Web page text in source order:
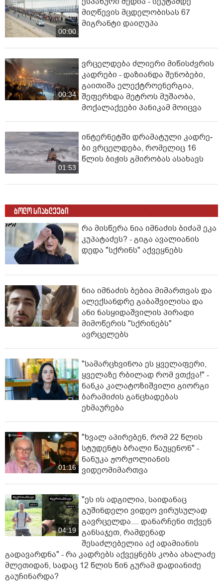
00:00
მიღწევის მცდელობისას 67
მიგრანტი დაიღუპა
00:34
ვრცელდება ძლიერი მიწისძვრის
კადრები - დაზიანდა შენობები,
გაითიშა ელექტროენერგია,
შეფერხდა მეტროს მუშაობა,
მოქალაქეები პანიკამ მოიცვა
01:53
ინ­ტერ­ნეტ­ში დრა­მა­ტუ­ლი კად­რე­
ბი ვრცელდება, რომელიც 16
წლის ბიჭის გმირობას ასახავს
ბოლო სიახლეები
რა მისწერა ნია იმნაძის ბიძამ ეკა
კუპატაძეს? - გიგა ავალიანის
დედა "სქრინს" აქვეყნებს
ნია იმნაძის ბებია მიმართვას და
ალექსანდრე გაბაშვილისა და
ანი ნასყიდაშვილის პირადი
მიმოწერის "სქრინებს"
ავრცელებს
"სა­მარ­ცხვი­ნოა ეს ყვე­ლა­ფე­რი,
ყვე­ლა­ზე რბი­ლად რომ ვთქვა!" -
ნანკა კალატოზიშვილი გიორგი
ბარამიძის განცხადებას
ეხმაურება
01:16
"ხვალ აპირებენ, რომ 22 წლის
სტუდენტს ბრალი წაუყენონ" -
ნანუკა ჟორჟოლიანის
ვიდეომიმართვა
04:19
"ეს ის ადგილია, საიდანაც
გუშინდელი ვიდეო ვირუსულად
გავრცელდა.... დანარჩენი თქვენ
განსაჯეთ, რამდენად
შესაძლებელია აქ ადამიანის
გადავარდნა" - რა კადრებს აქვეყნებს კობა ახალაძე
მლეთიდან, სადაც 12 წლის წინ გურამ დადიანიძე
გაუჩინარდა?